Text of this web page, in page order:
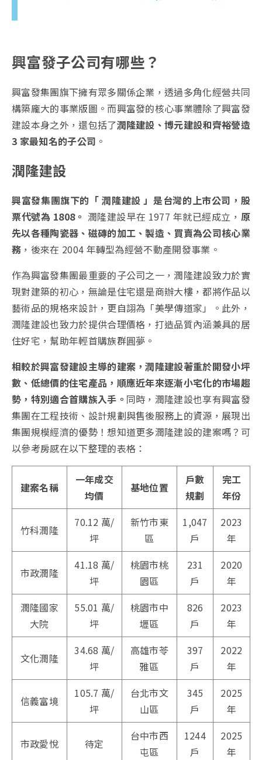
興富發子公司有哪些？
興富發集團旗下擁有眾多關係企業，透過多角化經營共同
構築龐大的事業版圖。而興富發的核心事業體除了興富發
建設本身之外，還包括了潤隆建設、博元建設和齊裕營造
3 家最知名的子公司 。
潤隆建設
興富發集團旗下的「 潤隆建設 」是台灣的上市公司，股
票代號為 1808。 潤隆建設早在 1977 年就已經成立， 原
先以各種陶瓷器、磁磚的加工、製造、買賣為公司核心業
務 ，後來在 2004 年轉型為經營不動產開發事業。
作為興富發集團最重要的子公司之一，潤隆建設致力於實
現對建築的初心，無論是住宅還是商辦大樓，都將作品以
藝術品的規格來設計，更自詡為「美學傳道家」。此外，
潤隆建設也致力於提供合理價格，打造品質內涵兼具的居
住好宅，幫助年輕首購族群圓夢。
相較於興富發建設主導的建案，潤隆建設著重於開發小坪
數、低總價的住宅產品，順應近年來逐漸小宅化的市場趨
勢，特別適合首購族入手。 同時，潤隆建設也享有興富發
集團在工程技術、設計規劃與售後服務上的資源，展現出
集團規模經濟的優勢！想知道更多潤隆建設的建案嗎？可
以參考房感在以下整理的表格：
建案名稱
一年成交
均價
基地位置
戶數
規劃
完工
年份
竹科潤隆
70.12 萬/
坪
新竹市東
區
1,047
戶
2023
年
市政潤隆
41.18 萬/
坪
桃園市桃
園區
231
戶
2020
年
潤隆國家
大院
55.01 萬/
坪
桃園市中
壢區
826
戶
2023
年
文化潤隆
34.68 萬/
坪
高雄市苓
雅區
397
戶
2022
年
信義富境
105.7 萬/
坪
台北市文
山區
345
戶
2025
年
市政愛悅 待定
台中市西
屯區
1244
戶
2025
年